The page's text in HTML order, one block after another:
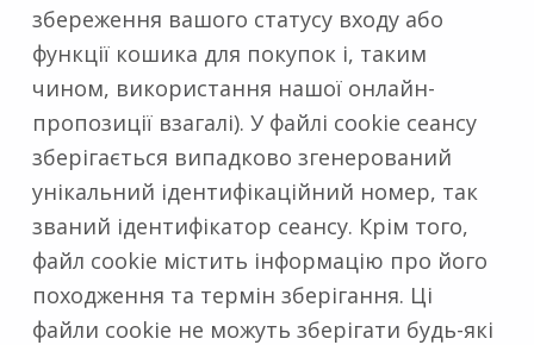
збереження вашого статусу входу або
функції кошика для покупок і, таким
чином, використання нашої онлайн-
пропозиції взагалі). У файлі cookie сеансу
зберігається випадково згенерований
унікальний ідентифікаційний номер, так
званий ідентифікатор сеансу. Крім того,
файл cookie містить інформацію про його
походження та термін зберігання. Ці
файли cookie не можуть зберігати будь-які